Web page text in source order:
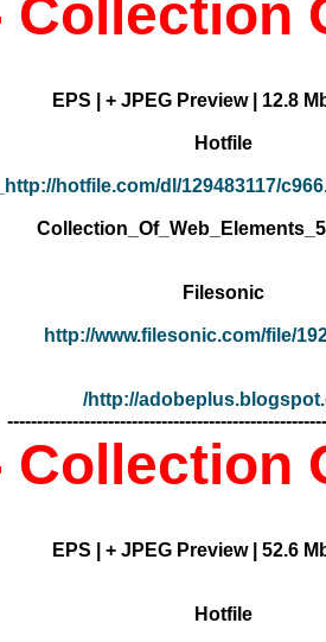
Hotfile
http://hotfile.com/dl/129483117/
Filesonic
http://www.filesonic.com/file/
http://
Hotfile